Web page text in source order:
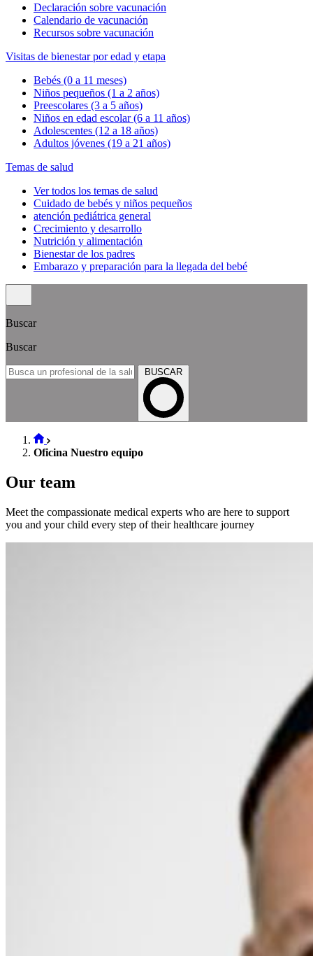
Declaración sobre vacunación
Calendario de vacunación
Recursos sobre vacunación
Visitas de bienestar por edad y etapa
Bebés (0 a 11 meses)
Niños pequeños (1 a 2 años)
Preescolares (3 a 5 años)
Niños en edad escolar (6 a 11 años)
Adolescentes (12 a 18 años)
Adultos jóvenes (19 a 21 años)
Temas de salud
Ver todos los temas de salud
Cuidado de bebés y niños pequeños
atención pediátrica general
Crecimiento y desarrollo
Nutrición y alimentación
Bienestar de los padres
Embarazo y preparación para la llegada del bebé
Buscar
Buscar
BUSCAR
Oficina Nuestro equipo
Our team
Meet the compassionate medical experts who are here to support
you and your child every step of their healthcare journey